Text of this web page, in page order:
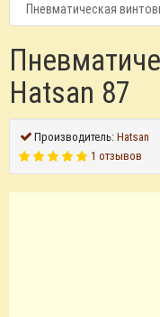
Пневматическая
Hatsan 87
Производитель:Hatsan
1 отзывов